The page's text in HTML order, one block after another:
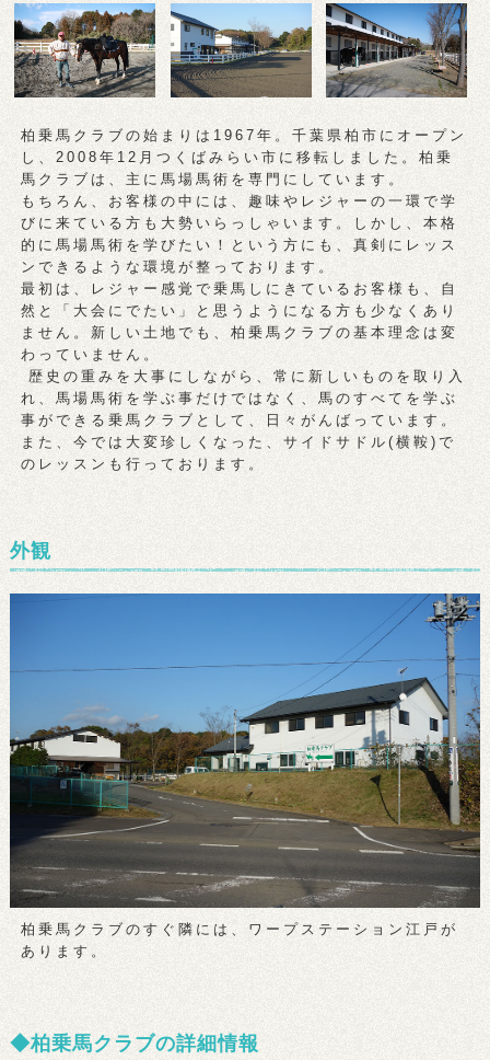
柏乗馬クラブの始まりは1967年。千葉県柏市にオープン
し、2008年12月つくばみらい市に移転しました。柏乗
馬クラブは、主に馬場馬術を専門にしています。
もちろん、お客様の中には、趣味やレジャーの一環で学
びに来ている方も大勢いらっしゃいます。しかし、本格
的に馬場馬術を学びたい！という方にも、真剣にレッス
ンできるような環境が整っております。
最初は、レジャー感覚で乗馬しにきているお客様も、自
然と「大会にでたい」と思うようになる方も少なくあり
ません。新しい土地でも、柏乗馬クラブの基本理念は変
わっていません。
歴史の重みを大事にしながら、常に新しいものを取り入
れ、馬場馬術を学ぶ事だけではなく、馬のすべてを学ぶ
事ができる乗馬クラブとして、日々がんばっています。
また、今では大変珍しくなった、サイドサドル(横鞍)で
のレッスンも行っております。
外観
柏乗馬クラブのすぐ隣には、ワープステーション江戸が
あります。
柏乗馬クラブの詳細情報